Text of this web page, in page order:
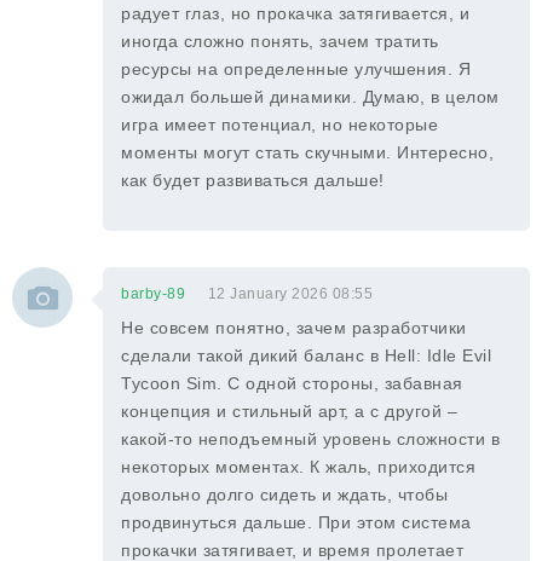
радует глаз, но прокачка затягивается, и
иногда сложно понять, зачем тратить
ресурсы на определенные улучшения. Я
ожидал большей динамики. Думаю, в целом
игра имеет потенциал, но некоторые
моменты могут стать скучными. Интересно,
как будет развиваться дальше!
barby-89 12 January 2026 08:55
Не совсем понятно, зачем разработчики
сделали такой дикий баланс в Hell: Idle Evil
Tycoon Sim. С одной стороны, забавная
концепция и стильный арт, а с другой –
какой-то неподъемный уровень сложности в
некоторых моментах. К жаль, приходится
довольно долго сидеть и ждать, чтобы
продвинуться дальше. При этом система
прокачки затягивает, и время пролетает